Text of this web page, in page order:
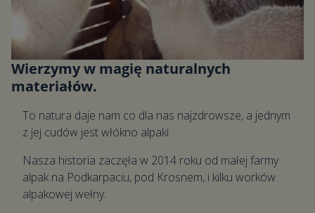
Wierzymy w magię naturalnych
materiałów.
To natura daje nam co dla nas najzdrowsze, a jednym
z jej cudów jest włókno alpaki.
Nasza historia zaczęła w 2014 roku od małej farmy
alpak na Podkarpaciu, pod Krosnem, i kilku worków
alpakowej wełny.